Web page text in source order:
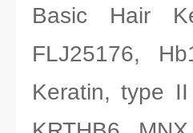
Basic Hair
FLJ25176,
Keratin, type